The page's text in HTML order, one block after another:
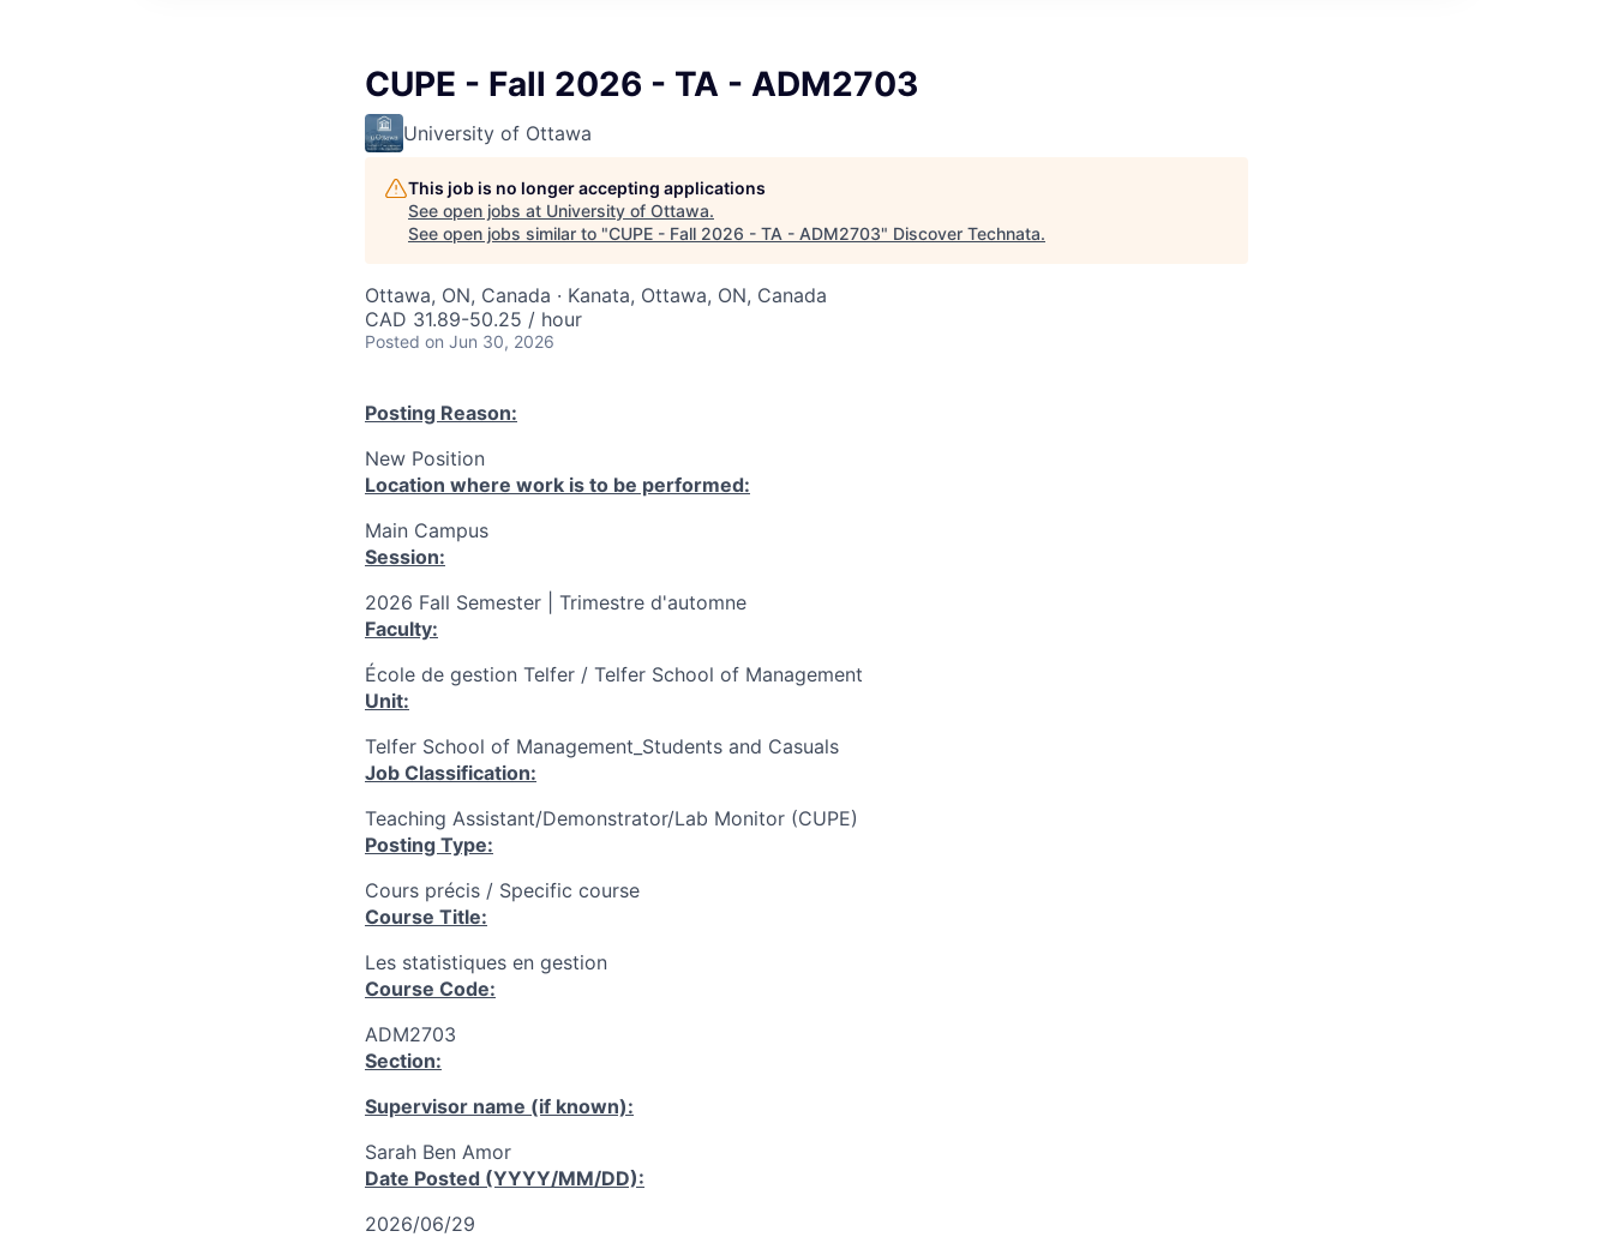
CUPE - Fall 2026 - TA - ADM2703
University of Ottawa
This job is no longer accepting applications
See open jobs at University of Ottawa.
See open jobs similar to "CUPE - Fall 2026 - TA - ADM2703" Discover Technata.
Ottawa, ON, Canada · Kanata, Ottawa, ON, Canada
CAD 31.89-50.25 / hour
Posted on Jun 30, 2026
Posting Reason:
New Position
Location where work is to be performed:
Main Campus
Session:
2026 Fall Semester | Trimestre d'automne
Faculty:
École de gestion Telfer / Telfer School of Management
Unit:
Telfer School of Management_Students and Casuals
Job Classification:
Teaching Assistant/Demonstrator/Lab Monitor (CUPE)
Posting Type:
Cours précis / Specific course
Course Title:
Les statistiques en gestion
Course Code:
ADM2703
Section:
Supervisor name (if known):
Sarah Ben Amor
Date Posted (YYYY/MM/DD):
2026/06/29